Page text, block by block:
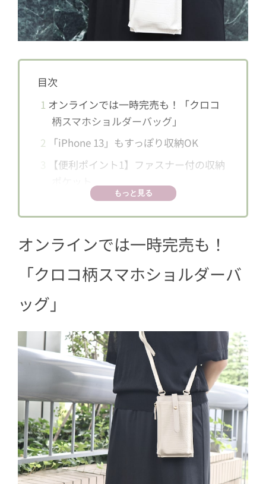
目次
1 オンラインでは一時完売も！「クロコ
柄スマホショルダーバッグ」
2 「iPhone 13」もすっぽり収納OK
【便利ポイント1】ファスナー付の収納
【便利ポイント2】バッグ裏面のカード
ポケット
5【便利ポイント3】長さは5段階調節可
6見つけたら即買いレベル！
もっと見る
オンラインでは一時完売も！
「クロコ柄スマホショルダーバ
ッグ」